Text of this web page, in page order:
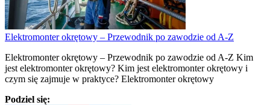
Elektromonter okrętowy – Przewodnik po zawodzie od A-Z
Elektromonter okrętowy – Przewodnik po zawodzie od A-Z Kim
jest elektromonter okrętowy? Kim jest elektromonter okrętowy i
czym się zajmuje w praktyce? Elektromonter okrętowy
Podziel się: